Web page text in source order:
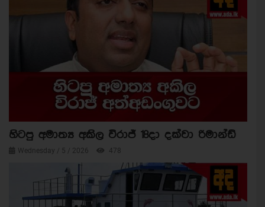
හිටපු අමාත්‍ය අකිල විරාජ් 18දා දක්වා රිමාන්ඩ්
Wednesday / 5 / 2026 478